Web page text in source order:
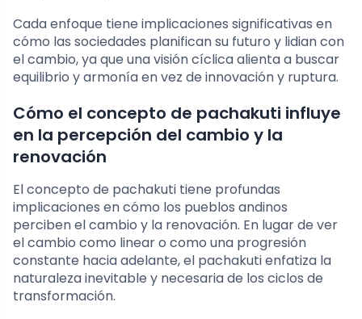
Cada enfoque tiene implicaciones significativas en
cómo las sociedades planifican su futuro y lidian con
el cambio, ya que una visión cíclica alienta a buscar
equilibrio y armonía en vez de innovación y ruptura.
Cómo el concepto de pachakuti influye
en la percepción del cambio y la
renovación
El concepto de pachakuti tiene profundas
implicaciones en cómo los pueblos andinos
perciben el cambio y la renovación. En lugar de ver
el cambio como linear o como una progresión
constante hacia adelante, el pachakuti enfatiza la
naturaleza inevitable y necesaria de los ciclos de
transformación.